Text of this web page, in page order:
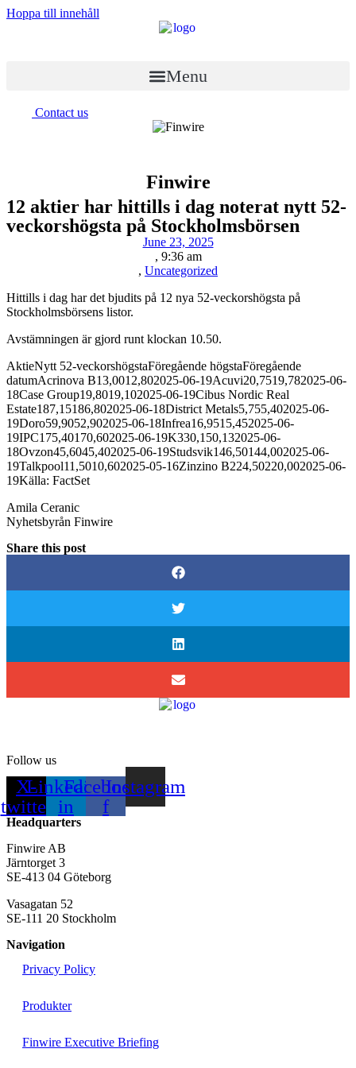
Hoppa till innehåll
Menu
Contact us
Finwire
12 aktier har hittills i dag noterat nytt 52-
veckorshögsta på Stockholmsbörsen
June 23, 2025
, 9:36 am
, Uncategorized
Hittills i dag har det bjudits på 12 nya 52-veckorshögsta på
Stockholmsbörsens listor.
Avstämningen är gjord runt klockan 10.50.
AktieNytt 52-veckorshögstaFöregående högstaFöregående
datumAcrinova B13,0012,802025-06-19Acuvi20,7519,782025-06-
18Case Group19,8019,102025-06-19Cibus Nordic Real
Estate187,15186,802025-06-18District Metals5,755,402025-06-
19Doro59,9052,902025-06-18Infrea16,9515,452025-06-
19IPC175,40170,602025-06-19K330,150,132025-06-
18Ovzon45,6045,402025-06-19Studsvik146,50144,002025-06-
19Talkpool11,5010,602025-05-16Zinzino B224,50220,002025-06-
19Källa: FactSet
Amila Ceranic
Nyhetsbyrån Finwire
Share this post
Follow us
X-
twitter
Linkedin-
in
Facebook-
f
Instagram
Headquarters
Finwire AB
Järntorget 3
SE-413 04 Göteborg
Vasagatan 52
SE-111 20 Stockholm
Navigation
Privacy Policy
Produkter
Finwire Executive Briefing